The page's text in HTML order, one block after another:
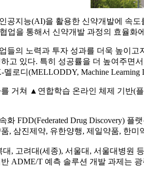
공지능(AI)을 활용한 신약개발에 속
업을 통해서 신약개발 과정의 효율화
들의 노력과 투자 성과를 더욱 높이
고 있다. 특히 성공률을 더 높여주면
로디(MELLODDY, Machine Learning
거쳐 ▲연합학습 온라인 체제 기반(
화 FDD(Federated Drug Discovery)
, 삼진제약, 유한양행, 제일약품, 한
, 고려대(세종), 서울대, 서울대병원
ADME/T 예측 솔루션 개발 과제는